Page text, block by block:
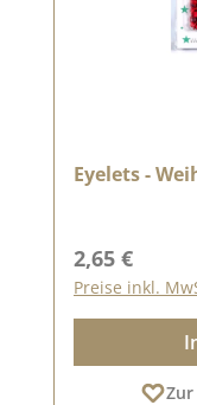
Eyelets -
Regulärer
2,65 €
Preise inkl.